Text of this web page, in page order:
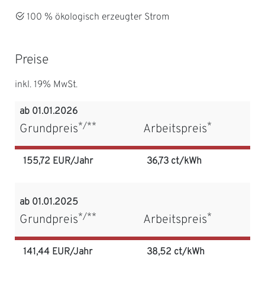
100 % ökologisch erzeugter Strom
Preise
inkl. 19% MwSt.
ab 01.01.2026
Grundpreis*/** Arbeitspreis*
155,72 EUR/Jahr 36,73 ct/kWh
ab 01.01.2025
Grundpreis*/** Arbeitspreis*
141,44 EUR/Jahr 38,52 ct/kWh